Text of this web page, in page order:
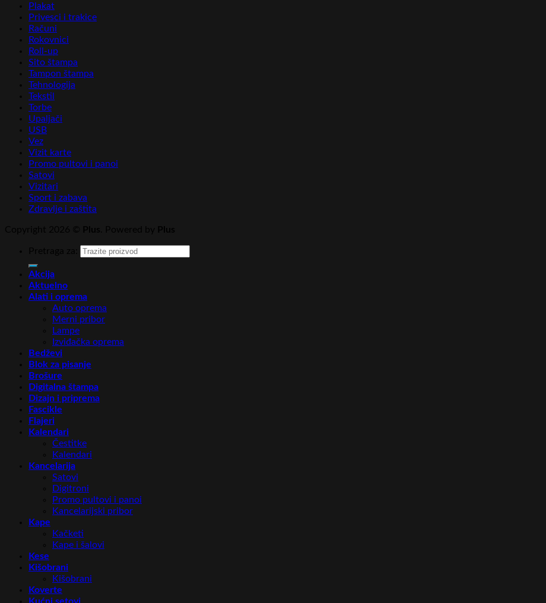
Plakat
Privesci i trakice
Računi
Rokovnici
Roll-up
Sito štampa
Tampon štampa
Tehnologija
Tekstil
Torbe
Upaljači
USB
Vez
Vizit karte
Promo pultovi i panoi
Satovi
Vizitari
Sport i zabava
Zdravlje i zaštita
Akcija
Aktuelno
Alati i oprema
Auto oprema
Merni pribor
Lampe
Izviđačka oprema
Bedževi
Blok za pisanje
Brošure
Digitalna štampa
Dizajn i priprema
Fascikle
Flajeri
Kalendari
Čestitke
Kalendari
Kancelarija
Satovi
Digitroni
Promo pultovi i panoi
Kancelarijski pribor
Kape
Kačketi
Kape i šalovi
Kese
Kišobrani
Kišobrani
Koverte